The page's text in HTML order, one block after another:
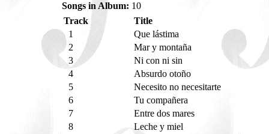
Songs in Album: 10
Track
Title
1
Que lástima
2
Mar y montaña
3
Ni con ni sin
4
Absurdo otoño
5
Necesito no necesitarte
6
Tu compañera
7
Entre dos mares
8
Leche y miel